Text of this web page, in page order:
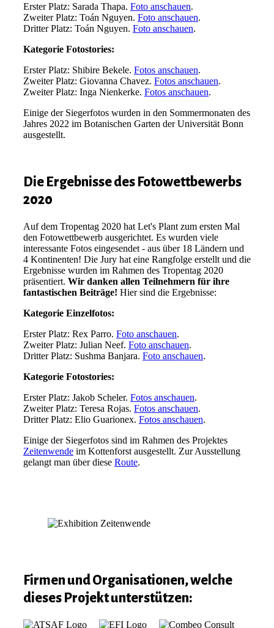
Erster Platz: Sarada Thapa. Foto anschauen.
Zweiter Platz: Toán Nguyen. Foto anschauen.
Dritter Platz: Toán Nguyen. Foto anschauen.
Kategorie Fotostories:
Erster Platz: Shibire Bekele. Fotos anschauen.
Zweiter Platz: Giovanna Chavez. Fotos anschauen.
Zweiter Platz: Inga Nienkerke. Fotos anschauen.
Einige der Siegerfotos wurden in den Sommermonaten des
Jahres 2022 im Botanischen Garten der Universität Bonn
ausgestellt.
Die Ergebnisse des Fotowettbewerbs
2020
Auf dem Tropentag 2020 hat Let's Plant zum ersten Mal
den Fotowettbewerb ausgerichtet. Es wurden viele
interessante Fotos eingesendet - aus über 18 Ländern und
4 Kontinenten! Die Jury hat eine Rangfolge erstellt und die
Ergebnisse wurden im Rahmen des Tropentag 2020
präsentiert. Wir danken allen Teilnehmern für ihre
fantastischen Beiträge! Hier sind die Ergebnisse:
Kategorie Einzelfotos:
Erster Platz: Rex Parro. Foto anschauen.
Zweiter Platz: Julian Neef. Foto anschauen.
Dritter Platz: Sushma Banjara. Foto anschauen.
Kategorie Fotostories:
Erster Platz: Jakob Scheler. Fotos anschauen.
Zweiter Platz: Teresa Rojas. Fotos anschauen.
Dritter Platz: Elio Guarionex. Fotos anschauen.
Einige der Siegerfotos sind im Rahmen des Projektes
Zeitenwende im Kottenforst ausgestellt. Zur Ausstellung
gelangt man über diese Route.
Firmen und Organisationen, welche
dieses Projekt unterstützen: